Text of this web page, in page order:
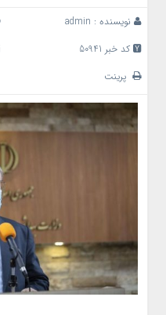
نویسنده : admin
کد خبر 50941
پرینت